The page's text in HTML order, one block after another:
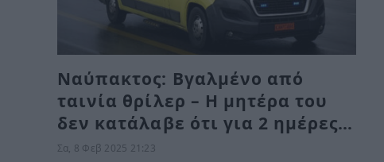
Ναύπακτος: Βγαλμένο από
ταινία θρίλερ – Η μητέρα του
δεν κατάλαβε ότι για 2 ημέρες…
Σα, 8 Φεβ 2025 21:23